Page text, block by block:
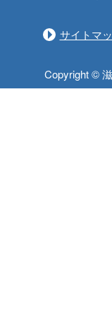
サイトマ
Copyright ©